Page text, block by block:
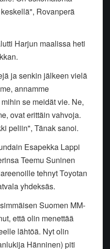
Rovanperä
Harjun maalissa heti
ja senkin jälkeen vielä
annamme
se meidät vie. Ne,
ovat erittäin vahvoja.
peliin", Tänak sanoi.
Esapekka Lappi
Teemu Suninen
tehnyt Toyotan
yhdeksäs.
Suomen MM-
että olin menettää
lähtöä. Nyt olin
Hänninen) piti